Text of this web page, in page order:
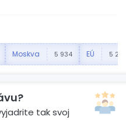
Moskva 5 934 EÚ 5 272
tak svoj